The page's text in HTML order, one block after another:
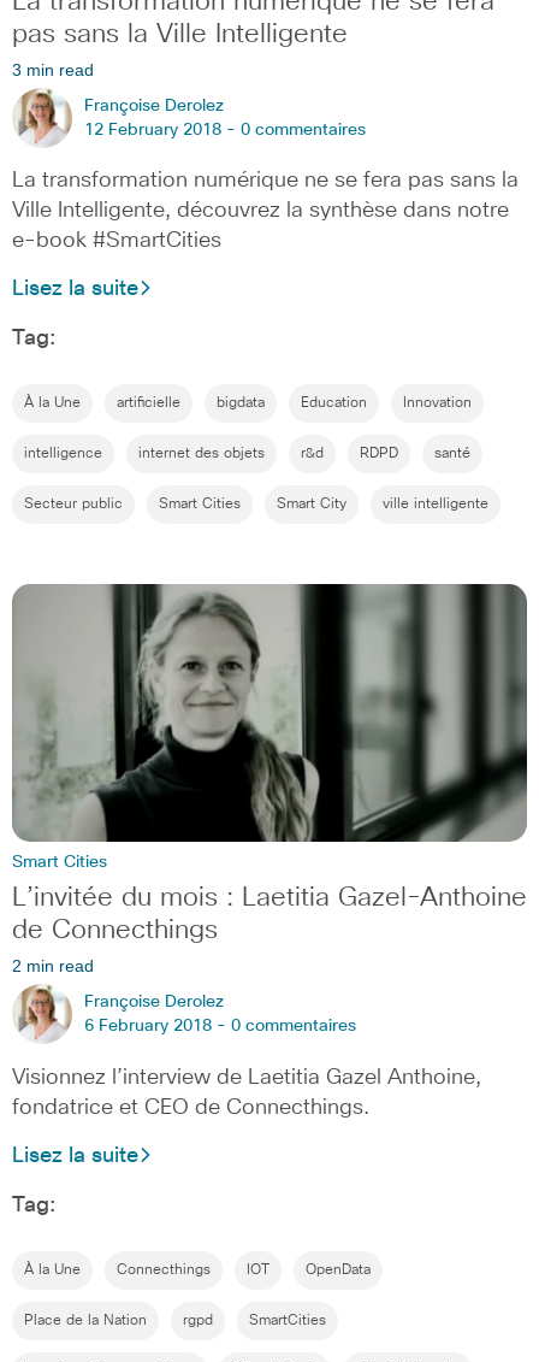
pas sans la Ville Intelligente
3 min read
Françoise Derolez
12 February 2018 - 0 commentaires
La transformation numérique ne se fera pas sans la
Ville Intelligente, découvrez la synthèse dans notre
e-book #SmartCities
Lisez la suite
Tag:
À la Une artificielle bigdata Education Innovation
intelligence internet des objets r&d RDPD santé
Secteur public Smart Cities Smart City ville intelligente
Smart Cities
L’invitée du mois : Laetitia Gazel-Anthoine
de Connecthings
2 min read
Françoise Derolez
6 February 2018 - 0 commentaires
Visionnez l’interview de Laetitia Gazel Anthoine,
fondatrice et CEO de Connecthings.
Lisez la suite
Tag:
À la Une Connecthings IOT OpenData
Place de la Nation rgpd SmartCities